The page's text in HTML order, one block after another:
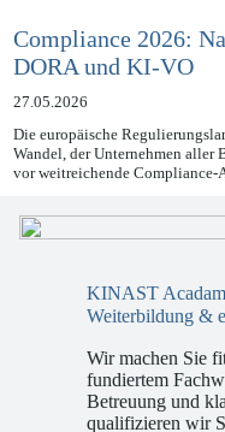
Compliance 2026:
DORA und KI-VO
27.05.2026
Die europäische
Wandel, der Unternehmen aller
vor weitreichende
KINAST
Weiterbildung &
Wir machen Sie
fundiertem
Betreuung und
qualifizieren wir